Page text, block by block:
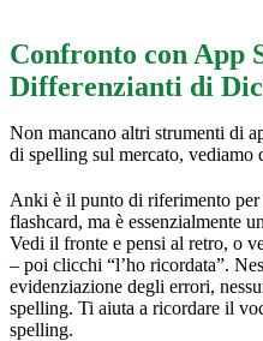
Confronto con App
Differenzianti di
Non mancano altri strumenti di
di spelling sul mercato, vediamo
Anki è il punto di riferimento
flashcard, ma è essenzialmente
Vedi il fronte e pensi al retro, o
– poi clicchi “l’ho ricordata”.
evidenziazione degli errori,
spelling. Ti aiuta a ricordare il
spelling.